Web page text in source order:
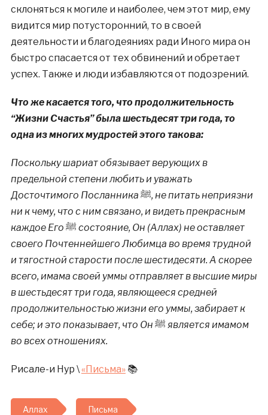
склоняться к могиле и наиболее, чем этот мир, ему
видится мир потусторонний, то в своей
деятельности и благодеяниях ради Иного мира он
быстро спасается от тех обвинений и обретает
успех. Также и люди избавляются от подозрений.
Что же касается того, что продолжительность
“Жизни Счастья” была шестьдесят три года, то
одна из многих мудростей этого такова:
Поскольку шариат обязывает верующих в
предельной степени любить и уважать
Досточтимого Посланника ﷺ, не питать неприязни
ни к чему, что с ним связано, и видеть прекрасным
каждое Его ﷺ состояние, Он (Аллах) не оставляет
своего Почтеннейшего Любимца во время трудной
и тягостной старости после шестидесяти. А скорее
всего, имама своей уммы отправляет в высшие миры
в шестьдесят три года, являющееся средней
продолжительностью жизни его уммы, забирает к
себе; и это показывает, что Он
является имамом
во всех отношениях.
Рисале-и Нур \«Письма»📚
Аллах Письма